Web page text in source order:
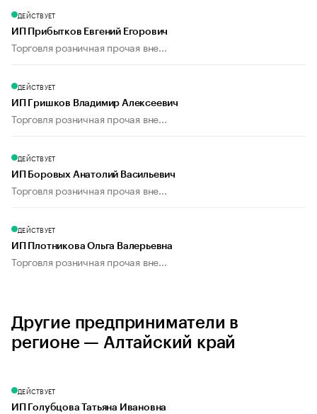
ДЕЙСТВУЕТ
ИП Прибытков Евгений Егорович
Торговля розничная прочая вне...
ДЕЙСТВУЕТ
ИП Гришков Владимир Алексеевич
Торговля розничная прочая вне...
ДЕЙСТВУЕТ
ИП Боровых Анатолий Васильевич
Торговля розничная прочая вне...
ДЕЙСТВУЕТ
ИП Плотникова Ольга Валерьевна
Торговля розничная прочая вне...
Другие предприниматели в
регионе — Алтайский край
ДЕЙСТВУЕТ
ИП Голубцова Татьяна Ивановна